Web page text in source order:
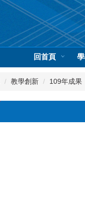
回首頁
教學創新 109年成果